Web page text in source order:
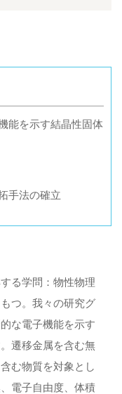
能を示す結晶性固体
手法の確立
る学問：物性物理
つ。我々の研究グ
な電子機能を示す
遷移金属を含む無
む物質を対象とし
電子自由度、体積